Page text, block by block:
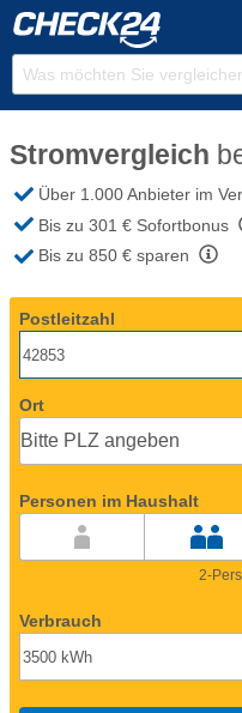
Stromvergleich
Über 1.000 Anbieter im
Bis zu 301 € Sofortbonus
Bis zu 850 € sparen
Postleitzahl
Ort
Personen im Haushalt
2-
Verbrauch